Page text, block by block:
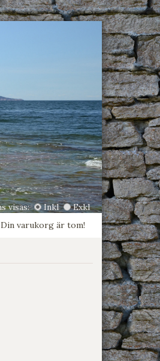
visas: Inkl
Exkl
Din varukorg är tom!